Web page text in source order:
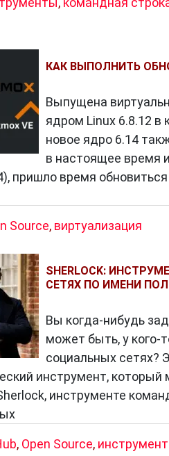
КАК ВЫПОЛНИТЬ
Выпущена
ядром Linux 6.8.12 в
новое ядро 6.14
в настоящее время
пришло время
Source, виртуализация
SHERLOCK:
СЕТЯХ ПО ИМЕНИ
Вы когда-нибудь
может быть, у кого-
социальных сетях?
инструмент,
инструменте
, Open Source,